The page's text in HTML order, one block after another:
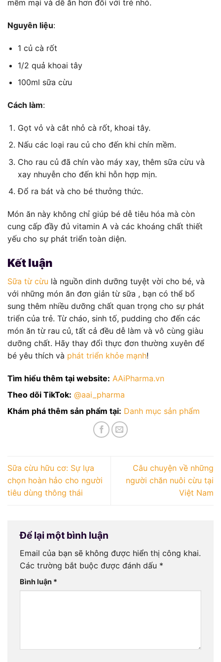
mềm mại và dễ ăn hơn đối với trẻ nhỏ.
Nguyên liệu:
1 củ cà rốt
1/2 quả khoai tây
100ml sữa cừu
Cách làm:
Gọt vỏ và cắt nhỏ cà rốt, khoai tây.
Nấu các loại rau củ cho đến khi chín mềm.
Cho rau củ đã chín vào máy xay, thêm sữa cừu và
xay nhuyễn cho đến khi hỗn hợp mịn.
Đổ ra bát và cho bé thưởng thức.
Món ăn này không chỉ giúp bé dễ tiêu hóa mà còn
cung cấp đầy đủ vitamin A và các khoáng chất thiết
yếu cho sự phát triển toàn diện.
Kết luận
Sữa từ cừu là nguồn dinh dưỡng tuyệt vời cho bé, và
với những món ăn đơn giản từ sữa , bạn có thể bổ
sung thêm nhiều dưỡng chất quan trọng cho sự phát
triển của trẻ. Từ cháo, sinh tố, pudding cho đến các
món ăn từ rau củ, tất cả đều dễ làm và vô cùng giàu
dưỡng chất. Hãy thay đổi thực đơn thường xuyên để
bé yêu thích và phát triển khỏe mạnh!
Tìm hiểu thêm tại website: AAiPharma.vn
Theo dõi TikTok: @aai_pharma
Khám phá thêm sản phẩm tại: Danh mục sản phẩm
Sữa cừu hữu cơ: Sự lựa
chọn hoàn hảo cho người
tiêu dùng thông thái
Câu chuyện về những
người chăn nuôi cừu tại
Việt Nam
Để lại một bình luận
Email của bạn sẽ không được hiển thị công khai.
Các trường bắt buộc được đánh dấu *
Bình luận *